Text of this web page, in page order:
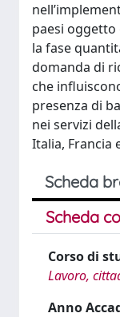
paesi oggetto
la fase
domanda di
che
presenza di
nei servizi
Italia, Francia
Scheda
Scheda
Corso di
Lavoro,
Anno